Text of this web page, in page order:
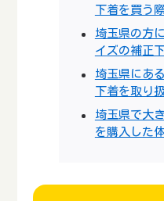
下着を買う
埼玉県の方
イズの補正
埼玉県にあ
下着を取り
埼玉県で大
を購入した